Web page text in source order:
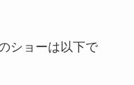
ショーは以下で